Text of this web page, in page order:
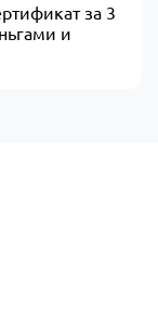
за 3
и